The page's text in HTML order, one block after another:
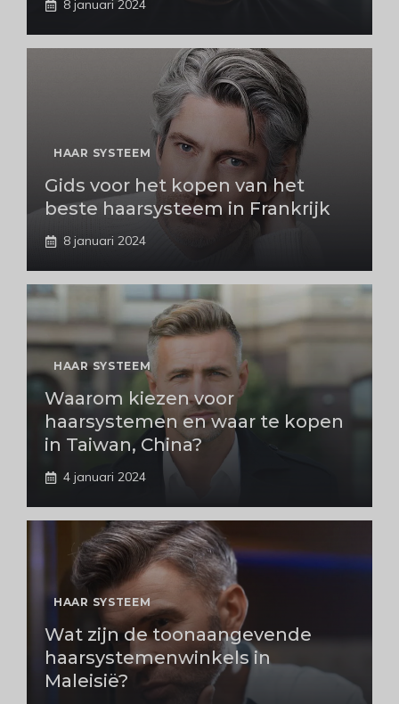
8 januari 2024
HAAR SYSTEEM
Gids voor het kopen van het
beste haarsysteem in Frankrijk
8 januari 2024
HAAR SYSTEEM
Waarom kiezen voor
haarsystemen en waar te kopen
in Taiwan, China?
4 januari 2024
HAAR SYSTEEM
Wat zijn de toonaangevende
haarsystemenwinkels in
Maleisië?